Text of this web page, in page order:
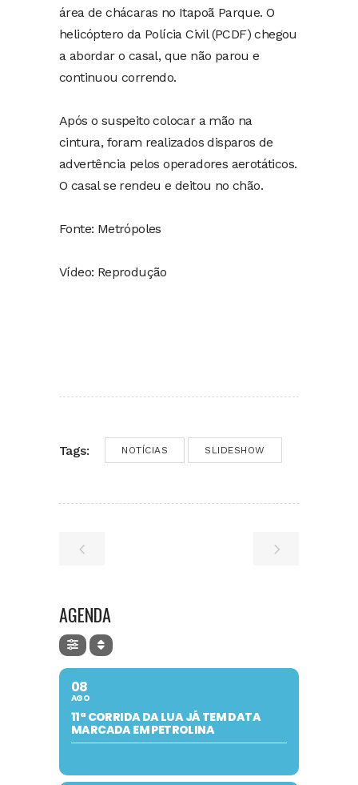
área de chácaras no Itapoã Parque. O
helicóptero da Polícia Civil (PCDF) chegou
a abordar o casal, que não parou e
continuou correndo.
Após o suspeito colocar a mão na
cintura, foram realizados disparos de
advertência pelos operadores aerotáticos.
O casal se rendeu e deitou no chão.
Fonte: Metrópoles
Vídeo: Reprodução
Tags: NOTÍCIAS SLIDESHOW
AGENDA
08
AGO
11ª CORRIDA DA LUA JÁ TEM DATA
MARCADA EM PETROLINA